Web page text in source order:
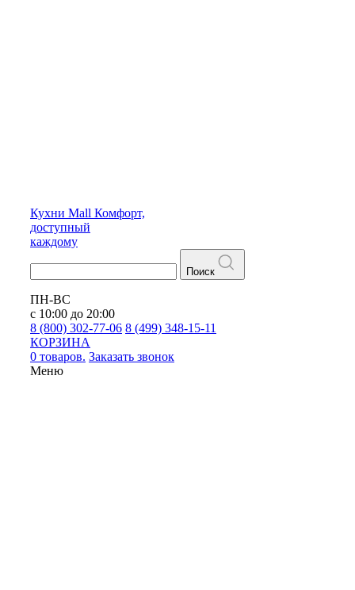
Кухни Mall Комфорт,
доступный
каждому
Поиск
ПН-ВС
с 10:00 до 20:00
8 (800) 302-77-06 8 (499) 348-15-11
КОРЗИНА
0 товаров. Заказать звонок
Меню